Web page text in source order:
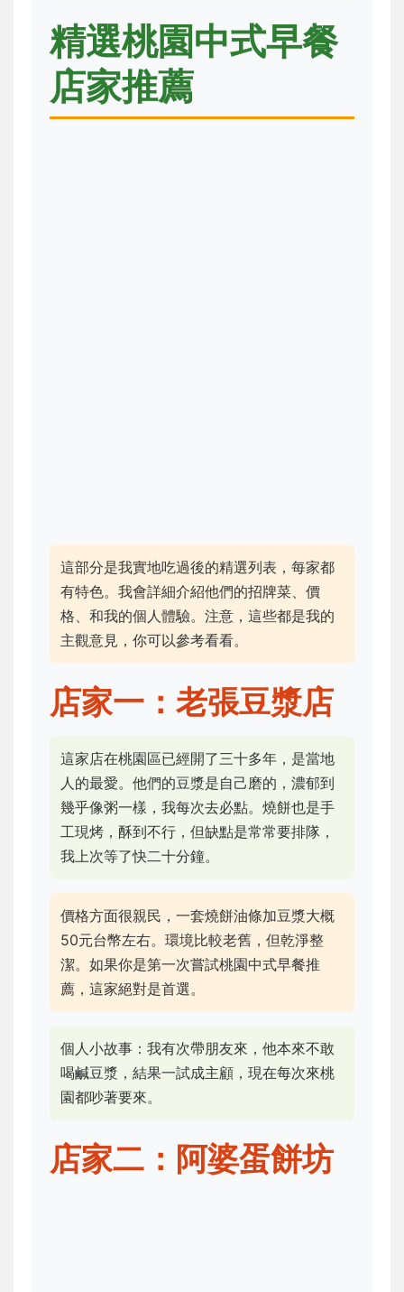
精選桃園中式早餐
店家推薦
這部分是我實地吃過後的精選列表，每家都
有特色。我會詳細介紹他們的招牌菜、價
格、和我的個人體驗。注意，這些都是我的
主觀意見，你可以參考看看。
店家一：老張豆漿店
這家店在桃園區已經開了三十多年，是當地
人的最愛。他們的豆漿是自己磨的，濃郁到
幾乎像粥一樣，我每次去必點。燒餅也是手
工現烤，酥到不行，但缺點是常常要排隊，
我上次等了快二十分鐘。
價格方面很親民，一套燒餅油條加豆漿大概
50元台幣左右。環境比較老舊，但乾淨整
潔。如果你是第一次嘗試桃園中式早餐推
薦，這家絕對是首選。
個人小故事：我有次帶朋友來，他本來不敢
喝鹹豆漿，結果一試成主顧，現在每次來桃
園都吵著要來。
店家二：阿婆蛋餅坊